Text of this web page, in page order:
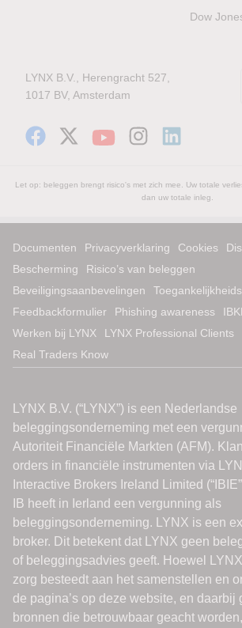
Dow
LYNX B.V., Herengracht 527,
1017 BV, Amsterdam
Let op: beleggen brengt risico's met zich mee. Uw totale
dan uw totale inleg.
Documenten Privacyverklaring Cookies
Bescherming
Risico’s van beleggen
Beveiligingsaanbevelingen
Feedbackformulier
Phishing awareness
Werken bij LYNX
LYNX Professional Clients
Real Traders Know